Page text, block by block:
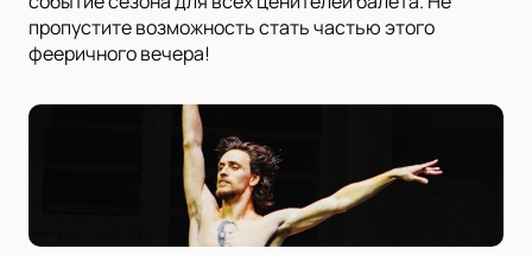
пропустите возможность стать частью этого
фееричного вечера!